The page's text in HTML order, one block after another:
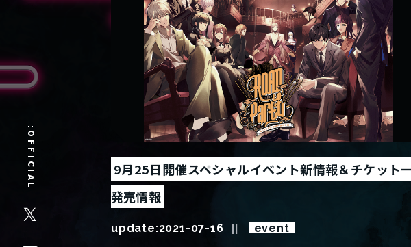
9月25日開催スペシャルイベント新情報＆チケット
発売情報
update:2021-07-16 event
:
OFFICIAL